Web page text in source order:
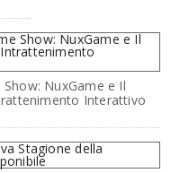
NuxGame e Il
Interattivo